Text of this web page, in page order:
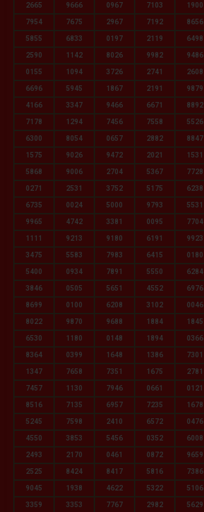
2665 9666 0967 7103 1900
7954 7675 2967 7192 8656
5855 6833 0197 2119 6498
2590 1142 8026 9982 9486
0155 1094 3726 2741 2608
6696 5945 1867 2191 9879
4166 3347 9466 6671 8892
7178 1294 7456 7558 5526
6300 8054 0657 2882 8847
1575 9026 9472 2021 1531
5868 9006 2704 5367 7728
0271 2531 3752 5175 6238
6735 0024 5000 9793 5531
9965 4742 3381 0095 7704
1111 9213 9180 6191 9923
3475 5583 7983 6415 0180
5400 0934 7891 5550 6284
3846 0505 5651 4552 6976
8699 0100 6208 3102 0046
8022 9870 9688 1884 1845
6530 1180 0148 1894 0366
8364 0399 1648 1386 7301
1347 7658 7351 1675 2781
7457 1130 7946 0661 0121
8516 7135 6957 7235 1678
5245 7598 2410 6572 0476
4550 3853 5456 0352 6008
2493 2170 0461 0872 9659
2525 8424 8417 5816 7386
9045 1938 4622 5322 5106
3359 3353 7767 2982 5629